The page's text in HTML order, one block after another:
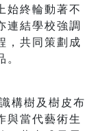
始終輪動著不
連結學校強調
，共同策劃成
。
樹及樹皮布
與當代藝術生